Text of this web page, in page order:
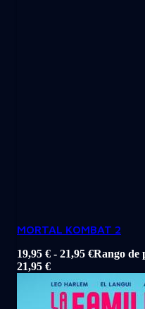
MORTAL KOMBAT 2
19,95 € - 21,95 €Rango de
21,95 €